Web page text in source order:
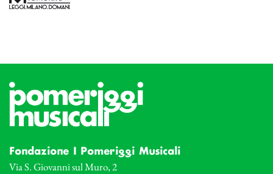
Fondazione I Pomeriggi Musicali
Via S. Giovanni sul Muro, 2